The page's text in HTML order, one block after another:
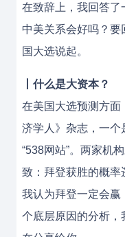
在致辞上，我回答了
中美关系会好吗？
国大选说起。
什么是大资本？
在美国大选预测方面
济学人》杂志，一个
“538网站”。两家机
致：拜登获胜的概率
我认为拜登一定会赢
个底层原因的分析，